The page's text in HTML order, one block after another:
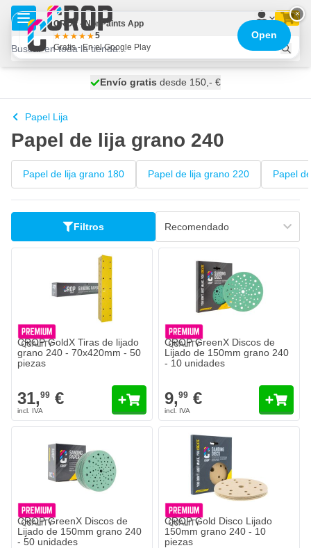
Ir al contenido
se envía hoy
Envío gratis desde 150,- €
100 días
Papel Lija
Papel de lija grano 240
Papel de lija grano 180 Papel de lija grano 220 Papel
Filtros
CROP GoldX Tiras de lijado
grano 240 - 70x420mm - 50
piezas
31,99 €
CROP GreenX Discos de
Lijado de 150mm grano 240
- 10 unidades
9,99 €
CROP GreenX Discos de
Lijado de 150mm grano 240
- 50 unidades
CROP Gold Disco Lijado
150mm grano 240 - 10
piezas
×
CROP - NonPaints App
5
Gratis - En el Google Play
Open